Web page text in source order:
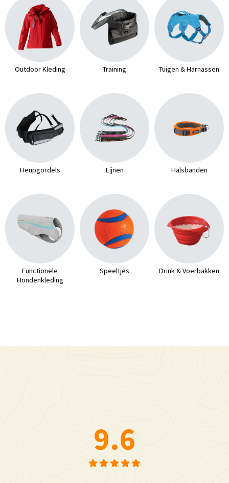
Outdoor Kleding Training Tuigen & Harnassen
Heupgordels Lijnen Halsbanden
Functionele
Hondenkleding
Speeltjes Drink & Voerbakken
9.6